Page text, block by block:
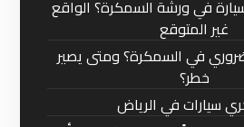
في ورشة السمكرة؟ الواقع
غير المتوقع
في السمكرة؟ ومتى يصير
خطر؟
سيارات في الرياض